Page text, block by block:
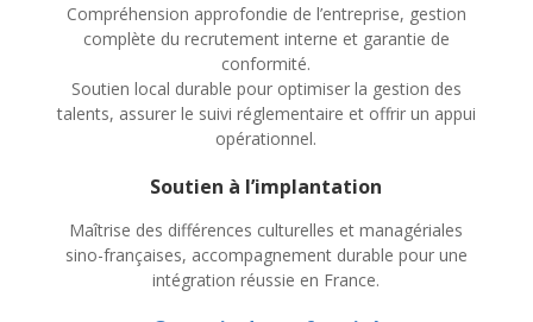
Compréhension approfondie de l’entreprise, gestion
complète du recrutement interne et garantie de
conformité.
Soutien local durable pour optimiser la gestion des
talents, assurer le suivi réglementaire et offrir un appui
opérationnel.
Soutien à l’implantation
Maîtrise des différences culturelles et managériales
sino-françaises, accompagnement durable pour une
intégration réussie en France.